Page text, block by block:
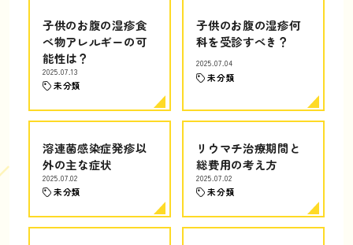
子供のお腹の湿疹食
べ物アレルギーの可
能性は？
2025.07.13
未分類
子供のお腹の湿疹何
科を受診すべき？
2025.07.04
未分類
溶連菌感染症発疹以
外の主な症状
2025.07.02
未分類
リウマチ治療期間と
総費用の考え方
2025.07.02
未分類